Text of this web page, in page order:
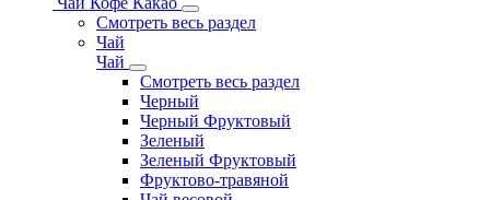
Смотреть весь раздел
Чай
Чай
Смотреть весь раздел
Черный
Черный Фруктовый
Зеленый
Зеленый Фруктовый
Фруктово-травяной